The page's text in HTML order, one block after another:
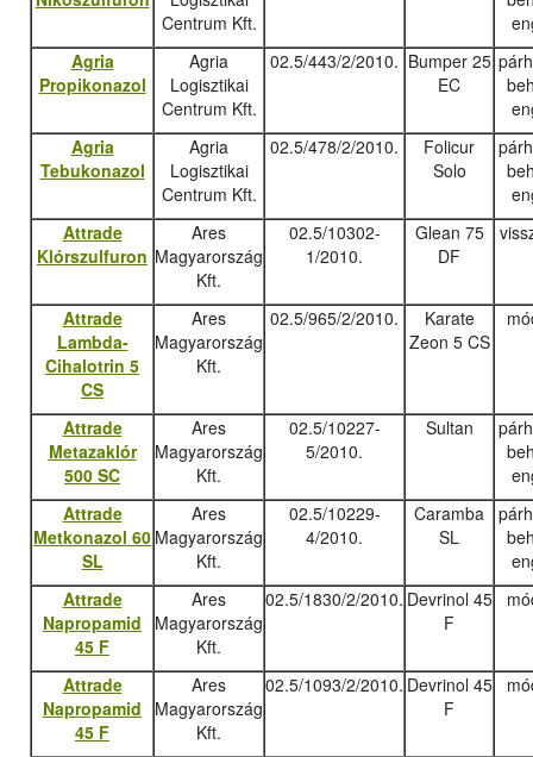
Centrum Kft.
Agria
Propikonazol
Agria
Logisztikai
Centrum Kft.
02.5/443/2/2010. Bumper 25
EC
Agria
Tebukonazol
Agria
Logisztikai
Centrum Kft.
02.5/478/2/2010.
Folicur
Solo
Attrade
Klórszulfuron
Ares
Magyarország
Kft.
02.5/10302-
1/2010.
Glean 75
DF
Attrade
Lambda-
Cihalotrin 5
CS
Ares
Magyarország
Kft.
02.5/965/2/2010.
Karate
Zeon 5 CS
Attrade
Metazaklór
500 SC
Ares
Magyarország
Kft.
02.5/10227-
5/2010.
Sultan
Attrade
Metkonazol 60
SL
Ares
Magyarország
Kft.
02.5/10229-
4/2010.
Caramba
SL
Attrade
Napropamid
45 F
Ares
Magyarország
Kft.
02.5/1830/2/2010. Devrinol 45
F
Attrade
Napropamid
45 F
Ares
Magyarország
Kft.
02.5/1093/2/2010. Devrinol 45
F